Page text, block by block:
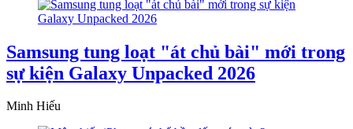
Samsung tung loạt "át chủ bài" mới trong
sự kiện Galaxy Unpacked 2026
Minh Hiếu